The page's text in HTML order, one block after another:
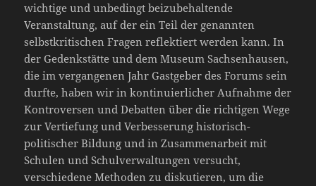
wichtige und unbedingt beizubehaltende
Veranstaltung, auf der ein Teil der genannten
selbstkritischen Fragen reflektiert werden kann. In
der Gedenkstätte und dem Museum Sachsenhausen,
die im vergangenen Jahr Gastgeber des Forums sein
durfte, haben wir in kontinuierlicher Aufnahme der
Kontroversen und Debatten über die richtigen Wege
zur Vertiefung und Verbesserung historisch-
politischer Bildung und in Zusammenarbeit mit
Schulen und Schulverwaltungen versucht,
verschiedene Methoden zu diskutieren, um die